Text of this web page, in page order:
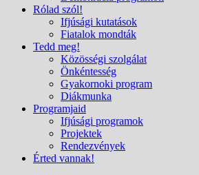
Rólad szól!
Ifjúsági kutatások
Fiatalok mondták
Tedd meg!
Közösségi szolgálat
Önkéntesség
Gyakornoki program
Diákmunka
Programjaid
Ifjúsági programok
Projektek
Rendezvények
Érted vannak!